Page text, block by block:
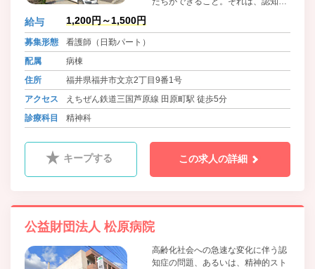
ーシャルワーカーをはじめすべての
者さんやご家族の立場にたった質の
高い医療技術を提供していきます。
そして、地域の中に溶け込みあいな
ような社会作りに貢献したいと考え
ています。
給与 1,200円～1,500円
募集形態
看護師（日勤パート）
配属
病棟
住所
福井県福井市文京2丁目9番1号
アクセス
えちぜん鉄道三国芦原線 田原町駅 徒歩5分
診療科目
精神科
キープする この求人の詳細
公益財団法人 松原病院
高齢化社会への急速な変化に伴う認
知症の問題、あるいは、精神的スト